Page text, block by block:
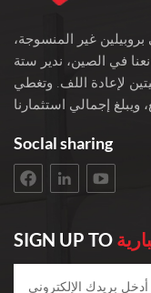
غير المنسوجة،
في الصين، ندير ستة
لإعادة اللف. وتغطي
بمساحة 3400 متر مربع، ويبلغ إجمالي استثمارنا
الخام من البولي
أنحاء العالم. نحن نعمل
باستمرار على تطوير إنتاجنا للبقاء على صلة. نؤمن بالعمليات
مادة البولي بروبيلين
إلى 250 جرام للمتر المربع وعرض يتراوح من
على نطاق واسع في صناعة
Soclal sharing
SIGN UP TO